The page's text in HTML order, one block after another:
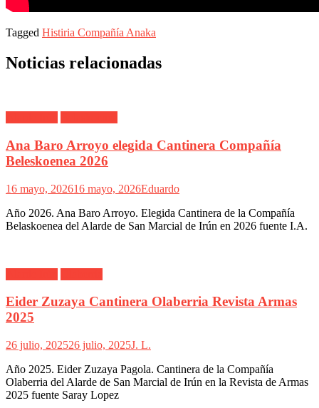
Tagged Histiria Compañía Anaka
Noticias relacionadas
Ana Baro Arroyo elegida Cantinera Compañía
Beleskoenea 2026
16 mayo, 202616 mayo, 2026Eduardo
Año 2026. Ana Baro Arroyo. Elegida Cantinera de la Compañía
Belaskoenea del Alarde de San Marcial de Irún en 2026 fuente I.A.
Eider Zuzaya Cantinera Olaberria Revista Armas
2025
26 julio, 202526 julio, 2025J. L.
Año 2025. Eider Zuzaya Pagola. Cantinera de la Compañía
Olaberria del Alarde de San Marcial de Irún en la Revista de Armas
2025 fuente Saray Lopez